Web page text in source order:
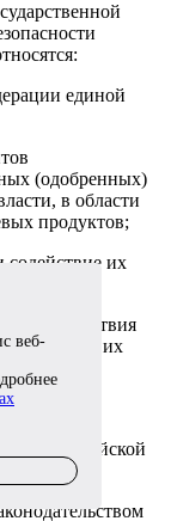
единой
(одобренных)
в области
продуктов;
содействие их
соответствия
процессов их
надзора;
Российской
веб-